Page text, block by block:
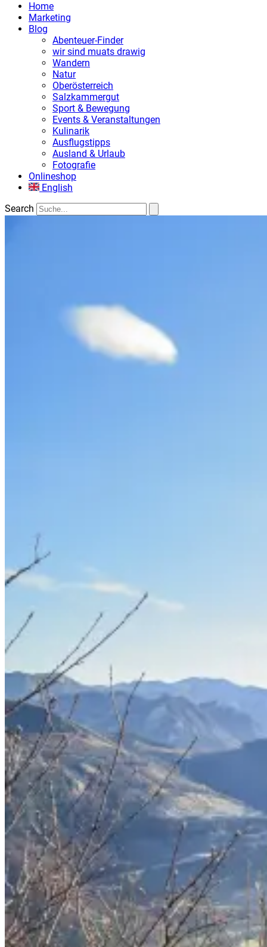
Home
Marketing
Blog
Abenteuer-Finder
wir sind muats drawig
Wandern
Natur
Oberösterreich
Salzkammergut
Sport & Bewegung
Events & Veranstaltungen
Kulinarik
Ausflugstipps
Ausland & Urlaub
Fotografie
Onlineshop
English
Search